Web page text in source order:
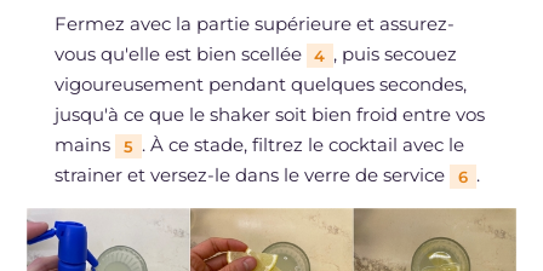
Fermez avec la partie supérieure et assurez-
vous qu'elle est bien scellée
4 , puis secouez
vigoureusement pendant quelques secondes,
jusqu'à ce que le shaker soit bien froid entre vos
mains
5 . À ce stade, filtrez le cocktail avec le
strainer et versez-le dans le verre de service
6 .